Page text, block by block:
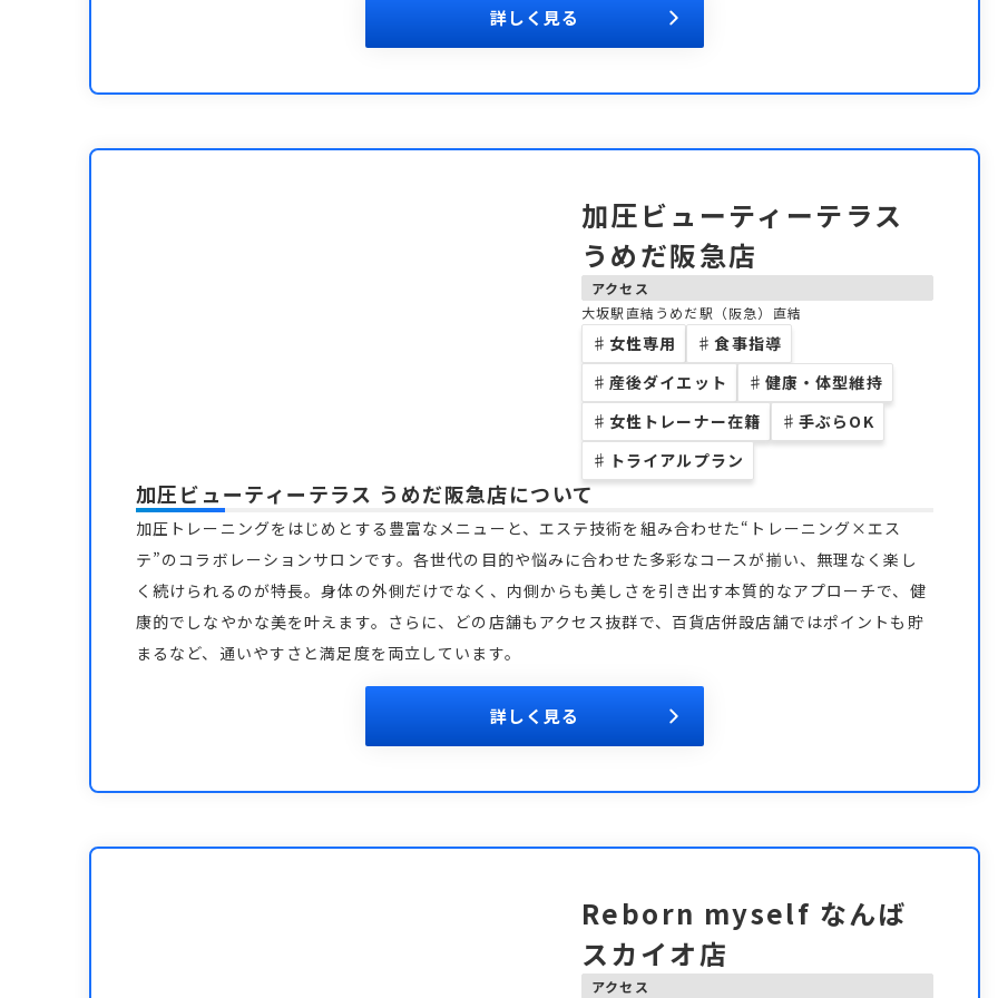
詳しく見る
加圧ビューティーテラス
うめだ阪急店
アクセス
大坂駅直結うめだ駅（阪急）直結
♯ 女性専用 ♯ 食事指導
♯ 産後ダイエット ♯ 健康・体型維持
♯ 女性トレーナー在籍 ♯ 手ぶらOK
♯ トライアルプラン
加圧ビューティーテラス うめだ阪急店について
加圧トレーニングをはじめとする豊富なメニューと、エステ技術を組み合わせた“トレーニング×エス
テ”のコラボレーションサロンです。各世代の目的や悩みに合わせた多彩なコースが揃い、無理なく楽し
く続けられるのが特長。身体の外側だけでなく、内側からも美しさを引き出す本質的なアプローチで、健
康的でしなやかな美を叶えます。さらに、どの店舗もアクセス抜群で、百貨店併設店舗ではポイントも貯
まるなど、通いやすさと満足度を両立しています。
詳しく見る
Reborn myself なんば
スカイオ店
アクセス